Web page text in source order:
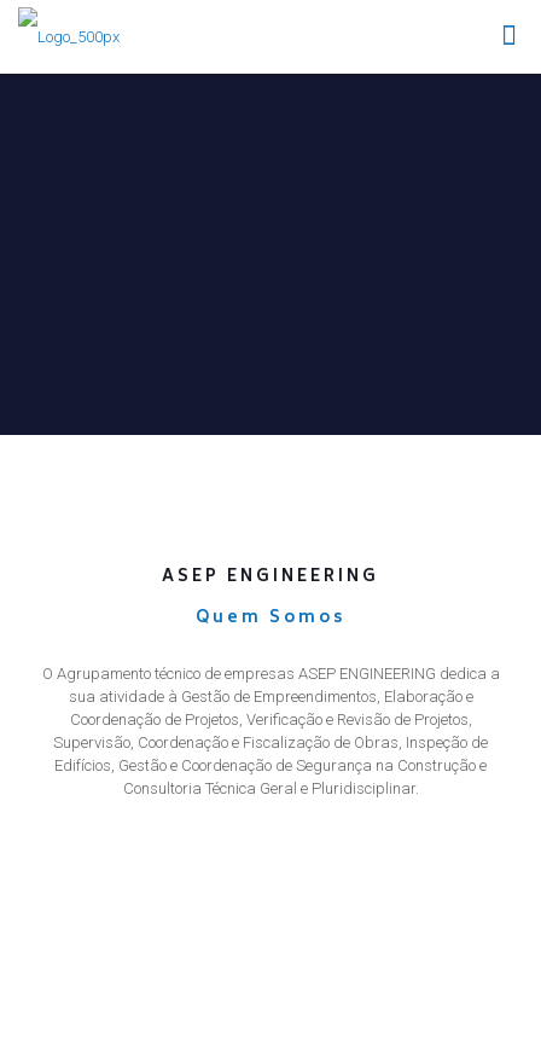
ASEP ENGINEERING
Quem Somos
O Agrupamento técnico de empresas ASEP ENGINEERING dedica a
sua atividade à Gestão de Empreendimentos, Elaboração e
Coordenação de Projetos, Verificação e Revisão de Projetos,
Supervisão, Coordenação e Fiscalização de Obras, Inspeção de
Edifícios, Gestão e Coordenação de Segurança na Construção e
Consultoria Técnica Geral e Pluridisciplinar.